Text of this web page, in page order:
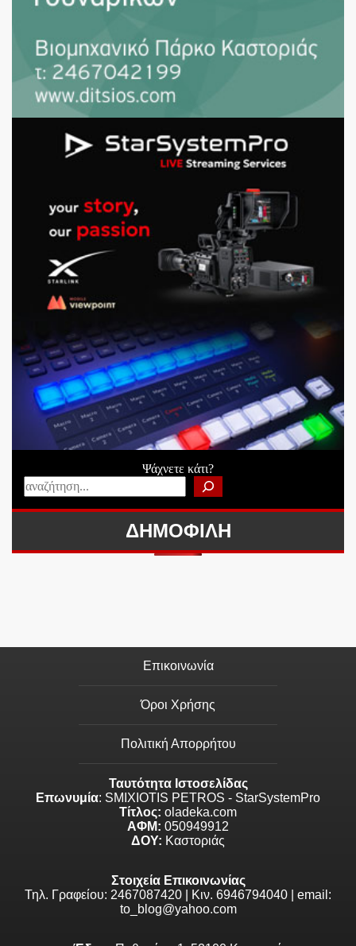
Ψάχνετε κάτι?
ΔΗΜΟΦΙΛΗ
Επικοινωνία
Όροι Χρήσης
Πολιτική Απορρήτου
Ταυτότητα Ιστοσελίδας
Επωνυμία: SMIXIOTIS PETROS - StarSystemPro
Τίτλος: oladeka.com
ΑΦΜ: 050949912
ΔΟΥ: Καστοριάς
Στοιχεία Επικοινωνίας
Τηλ. Γραφείου: 2467087420 | Κιν. 6946794040 | email:
to_blog@yahoo.com